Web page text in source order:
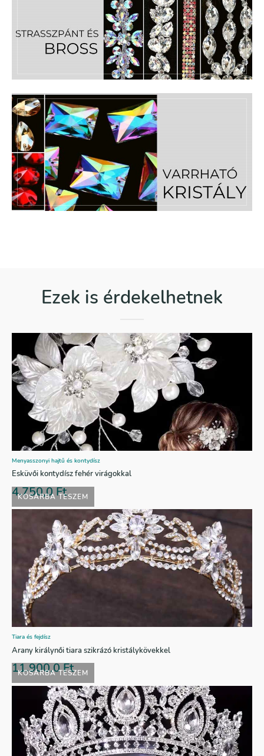
Ezek is érdekelhetnek
KOSÁRBA TESZEM
Menyasszonyi hajtű és kontydísz
Esküvői kontydísz fehér virágokkal
4.750,0Ft
KOSÁRBA TESZEM
Tiara és fejdísz
Arany királynői tiara szikrázó kristálykövekkel
11.900,0Ft